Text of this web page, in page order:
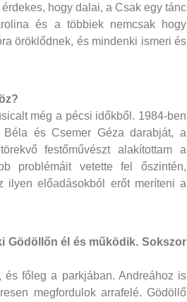
hogy dalai, a Csak egy tánc
és a többiek nemcsak hogy
öröklődnek, és mindenki ismeri és
még a pécsi időkből. 1984-ben
és Csemer Géza darabját, a
festőművészt alakítottam a
problémáit vetette fel őszintén,
ilyen előadásokból erőt meríteni a
Gödöllőn él és működik. Sokszor
főleg a parkjában. Andreához is
megfordulok arrafelé. Gödöllő